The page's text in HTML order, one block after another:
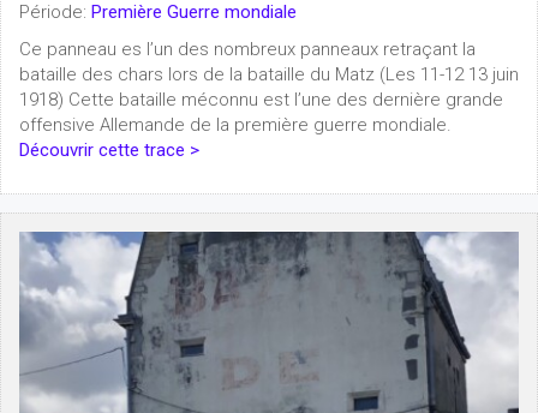
Période: Première Guerre mondiale
Ce panneau es l’un des nombreux panneaux retraçant la
bataille des chars lors de la bataille du Matz (Les 11-12 13 juin
1918) Cette bataille méconnu est l’une des dernière grande
offensive Allemande de la première guerre mondiale.
Découvrir cette trace >